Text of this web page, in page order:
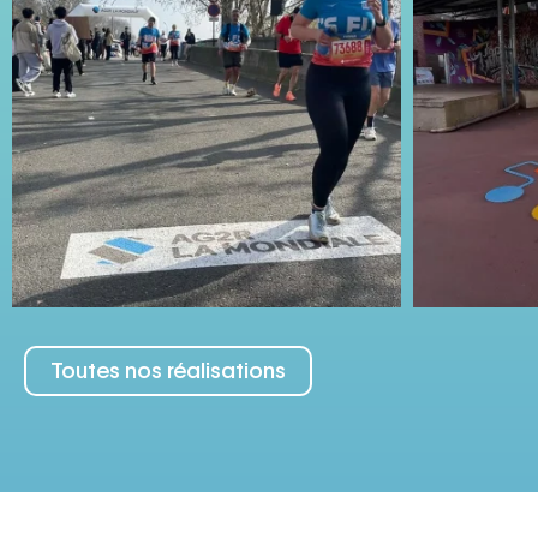
Toutes nos réalisations